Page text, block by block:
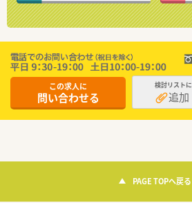
この求人に
問い合わせる
検討リストに
追加
PAGE TOPへ戻る